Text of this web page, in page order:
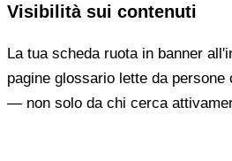
Visibilità sui contenuti
La tua scheda ruota in banner
pagine glossario lette da
— non solo da chi cerca